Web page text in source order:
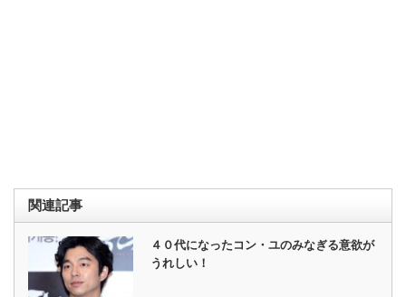
関連記事
４０代になったコン・ユのみなぎる意欲が
うれしい！